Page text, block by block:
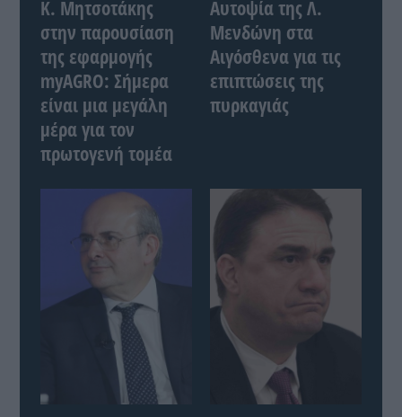
Κ. Μητσοτάκης
στην παρουσίαση
της εφαρμογής
myAGRO: Σήμερα
είναι μια μεγάλη
μέρα για τον
πρωτογενή τομέα
Αυτοψία της Λ.
Μενδώνη στα
Αιγόσθενα για τις
επιπτώσεις της
πυρκαγιάς